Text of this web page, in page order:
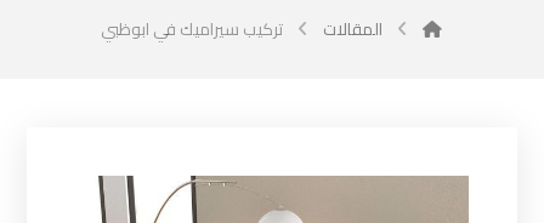
المقالات تركيب سيراميك في ابوظبي